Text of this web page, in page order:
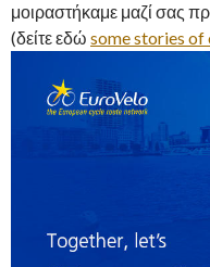
μοιραστήκαμε μαζί σας
(δείτε εδώ some stories of